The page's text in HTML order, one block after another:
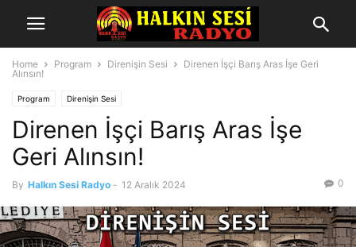
Home Program Direnişin Sesi
Direnen İşçi Barış Aras İşe Geri
Alınsın!
Program Direnişin Sesi
Direnen İşçi Barış Aras İşe
Geri Alınsın!
By Halkın Sesi Radyo - 12 Aralık 2024 0